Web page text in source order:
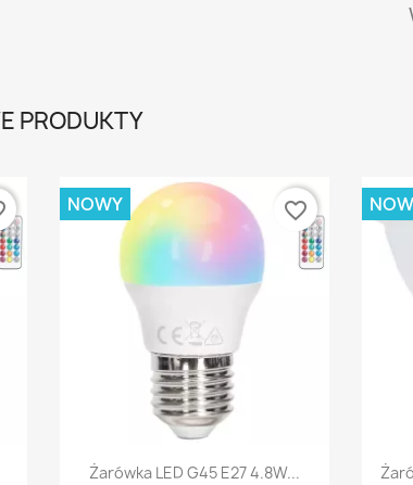
PRODUKTY
Szybki podgląd
Żarówka LED G45 E27 4.8W...
NOWY favorite_border